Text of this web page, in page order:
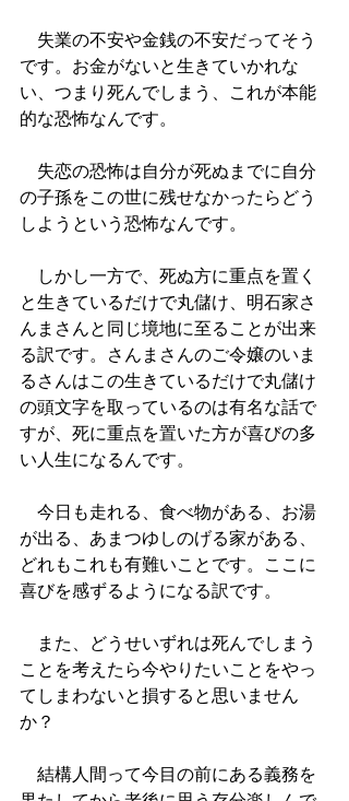
失業の不安や金銭の不安だってそう
です。お金がないと生きていかれな
い、つまり死んでしまう、これが本能
的な恐怖なんです。
失恋の恐怖は自分が死ぬまでに自分
の子孫をこの世に残せなかったらどう
しようという恐怖なんです。
しかし一方で、死ぬ方に重点を置く
と生きているだけで丸儲け、明石家さ
んまさんと同じ境地に至ることが出来
る訳です。さんまさんのご令嬢のいま
るさんはこの生きているだけで丸儲け
の頭文字を取っているのは有名な話で
すが、死に重点を置いた方が喜びの多
い人生になるんです。
今日も走れる、食べ物がある、お湯
が出る、あまつゆしのげる家がある、
どれもこれも有難いことです。ここに
喜びを感ずるようになる訳です。
また、どうせいずれは死んでしまう
ことを考えたら今やりたいことをやっ
てしまわないと損すると思いません
か？
結構人間って今目の前にある義務を